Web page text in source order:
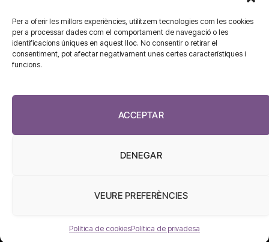
Per a oferir les millors experiències, utilitzem tecnologies com les cookies
per a processar dades com el comportament de navegació o les
identificacions úniques en aquest lloc. No consentir o retirar el
consentiment, pot afectar negativament unes certes característiques i
funcions.
ACCEPTAR
DENEGAR
VEURE PREFERÈNCIES
Política de cookiesPolítica de privadesa
CONTACTA'NS
redaccio@diarisanitat.cat
932 311 247
CONNECTA